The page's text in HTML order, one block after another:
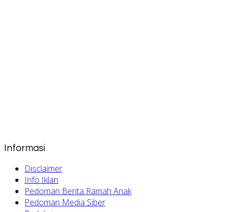
Informasi
Disclaimer
Info Iklan
Pedoman Berita Ramah Anak
Pedoman Media Siber